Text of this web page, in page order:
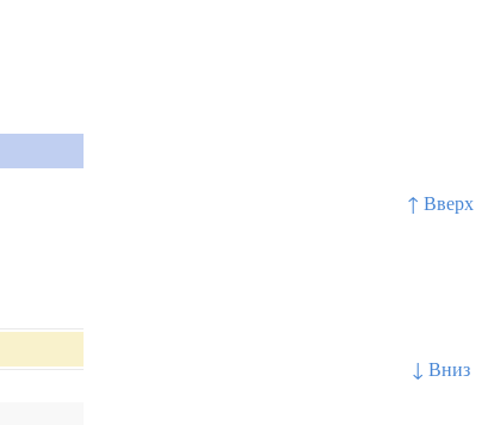
↑ Вверх
↓ Вниз